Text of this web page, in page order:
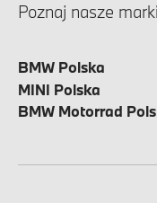
Poznaj nasze marki
BMW Polska
MINI Polska
BMW Motorrad